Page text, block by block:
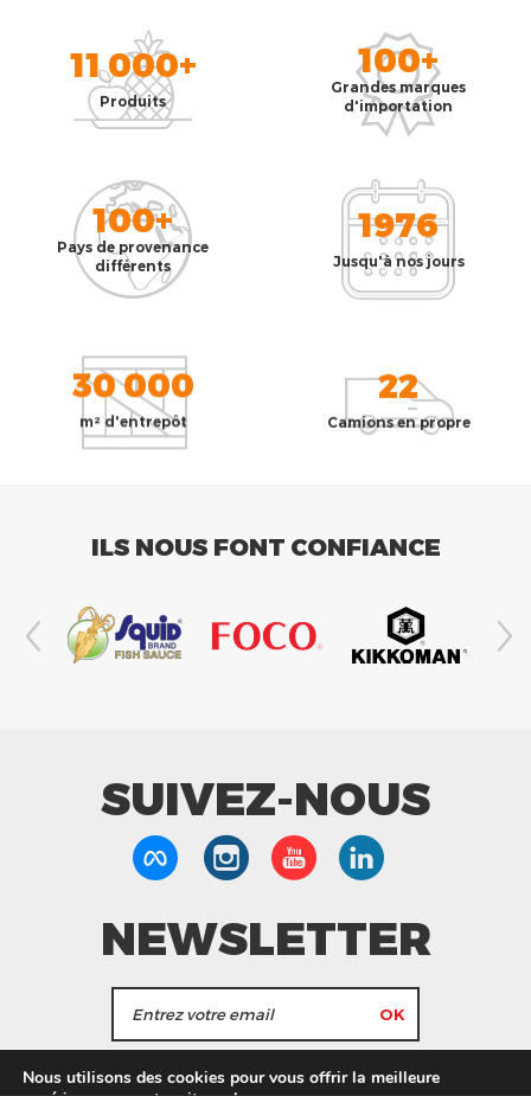
11 000+
Produits
100+
Grandes marques
d'importation
100+
Pays de provenance
différents
1976
Jusqu'à nos jours
30 000
m² d'entrepôt
22
Camions en propre
ILS NOUS FONT CONFIANCE
SUIVEZ-NOUS
NEWSLETTER
J'accepte de recevoir les actualités et les
Nous utilisons des cookies pour vous offrir la meilleure